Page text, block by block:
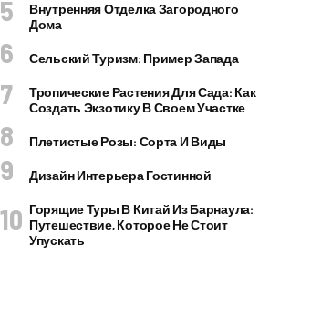
Внутренняя Отделка Загородного
Дома
Сельский Туризм: Пример Запада
Тропические Растения Для Сада: Как
Создать Экзотику В Своем Участке
Плетистые Розы: Сорта И Виды
Дизайн Интерьера Гостинной
Горящие Туры В Китай Из Барнаула:
Путешествие, Которое Не Стоит
Упускать